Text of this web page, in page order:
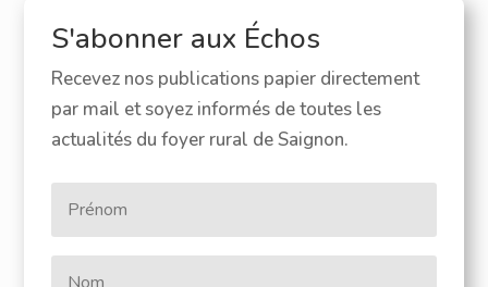
S'abonner aux Échos
Recevez nos publications papier directement
par mail et soyez informés de toutes les
actualités du foyer rural de Saignon.